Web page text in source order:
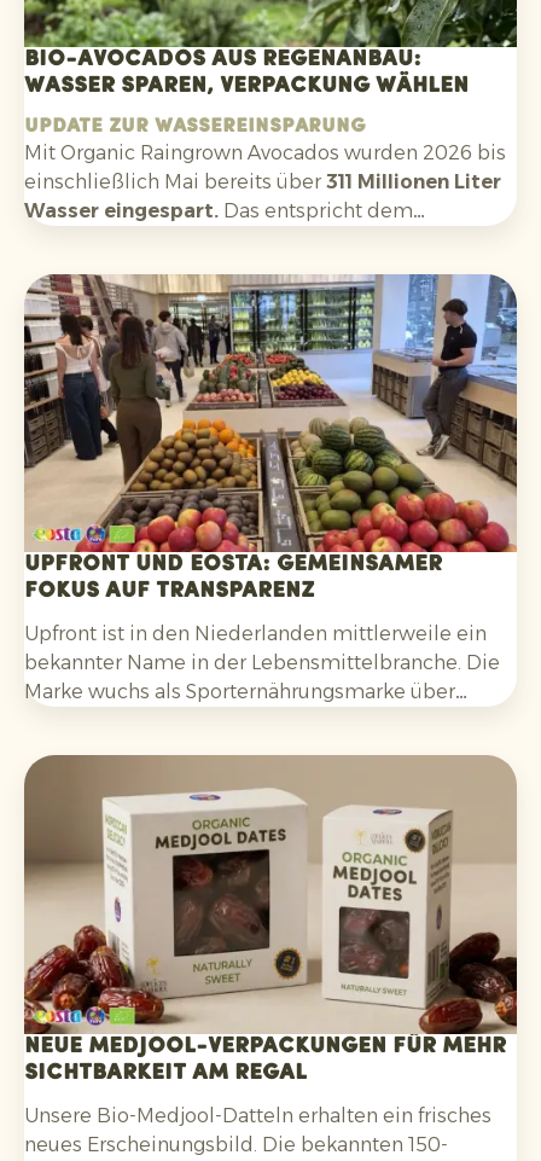
Bio-Avocados aus Regenanbau:
Wasser sparen, Verpackung wählen
Update zur Wassereinsparung
Mit Organic Raingrown Avocados wurden 2026 bis
einschließlich Mai bereits über 311 Millionen Liter
Wasser eingespart. Das entspricht dem
klare und greifbare Nachhaltigkeitsgeschichte, die
den Verbrauchern hilft, im Regal eine bewusste
Entscheidung zu treffen.
Upfront und Eosta: gemeinsamer
Fokus auf Transparenz
Upfront ist in den Niederlanden mittlerweile ein
bekannter Name in der Lebensmittelbranche. Die
Marke wuchs als Sporternährungsmarke über
Vertriebskanäle und baut seit Ende vergangenen
Jahres ein eigenes Foodstore-Konzept auf.
Neue Medjool-Verpackungen für mehr
Sichtbarkeit am Regal
Unsere Bio-Medjool-Datteln erhalten ein frisches
neues Erscheinungsbild. Die bekannten 150-